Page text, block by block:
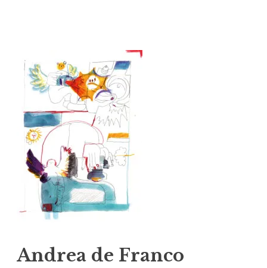
al
contenuto
Andrea de Franco